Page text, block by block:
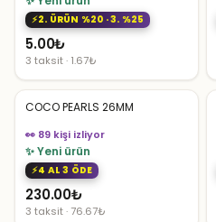
2. ÜRÜN %20 · 3. %25
5.00₺
3 taksit · 1.67₺
COCO PEARLS 26MM
👀 89 kişi izliyor
✨ Yeni ürün
4 AL 3 ÖDE
230.00₺
3 taksit · 76.67₺